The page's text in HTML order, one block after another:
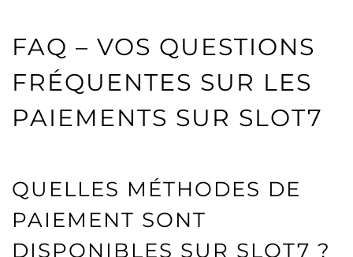
FAQ – VOS QUESTIONS
FRÉQUENTES SUR LES
PAIEMENTS SUR SLOT7
QUELLES MÉTHODES DE
PAIEMENT SONT
DISPONIBLES SUR SLOT7 ?